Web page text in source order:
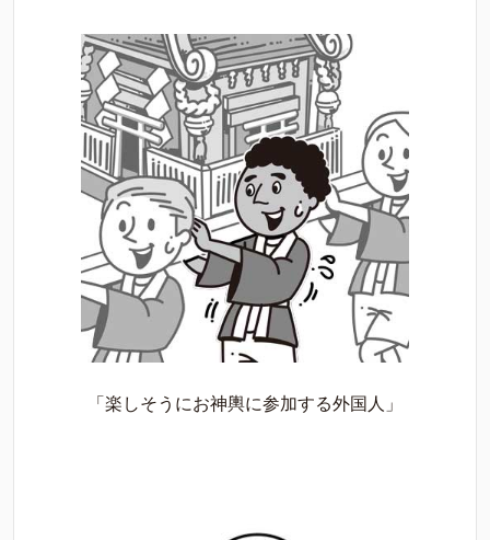
「楽しそうにお神輿に参加する外国人」